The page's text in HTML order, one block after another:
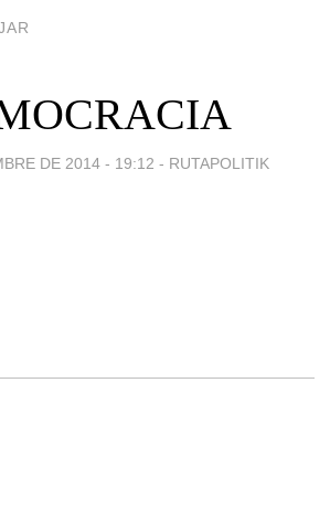
DE 2014 - 19:12 - RUTAPOLITIK